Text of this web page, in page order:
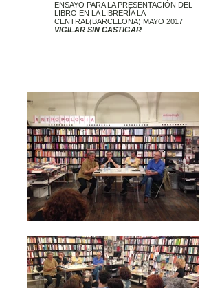
ENSAYO PARA LA PRESENTACIÓN DEL
LIBRO EN LA LIBRERÍA LA
CENTRAL(BARCELONA) MAYO 2017
VIGILAR SIN CASTIGAR